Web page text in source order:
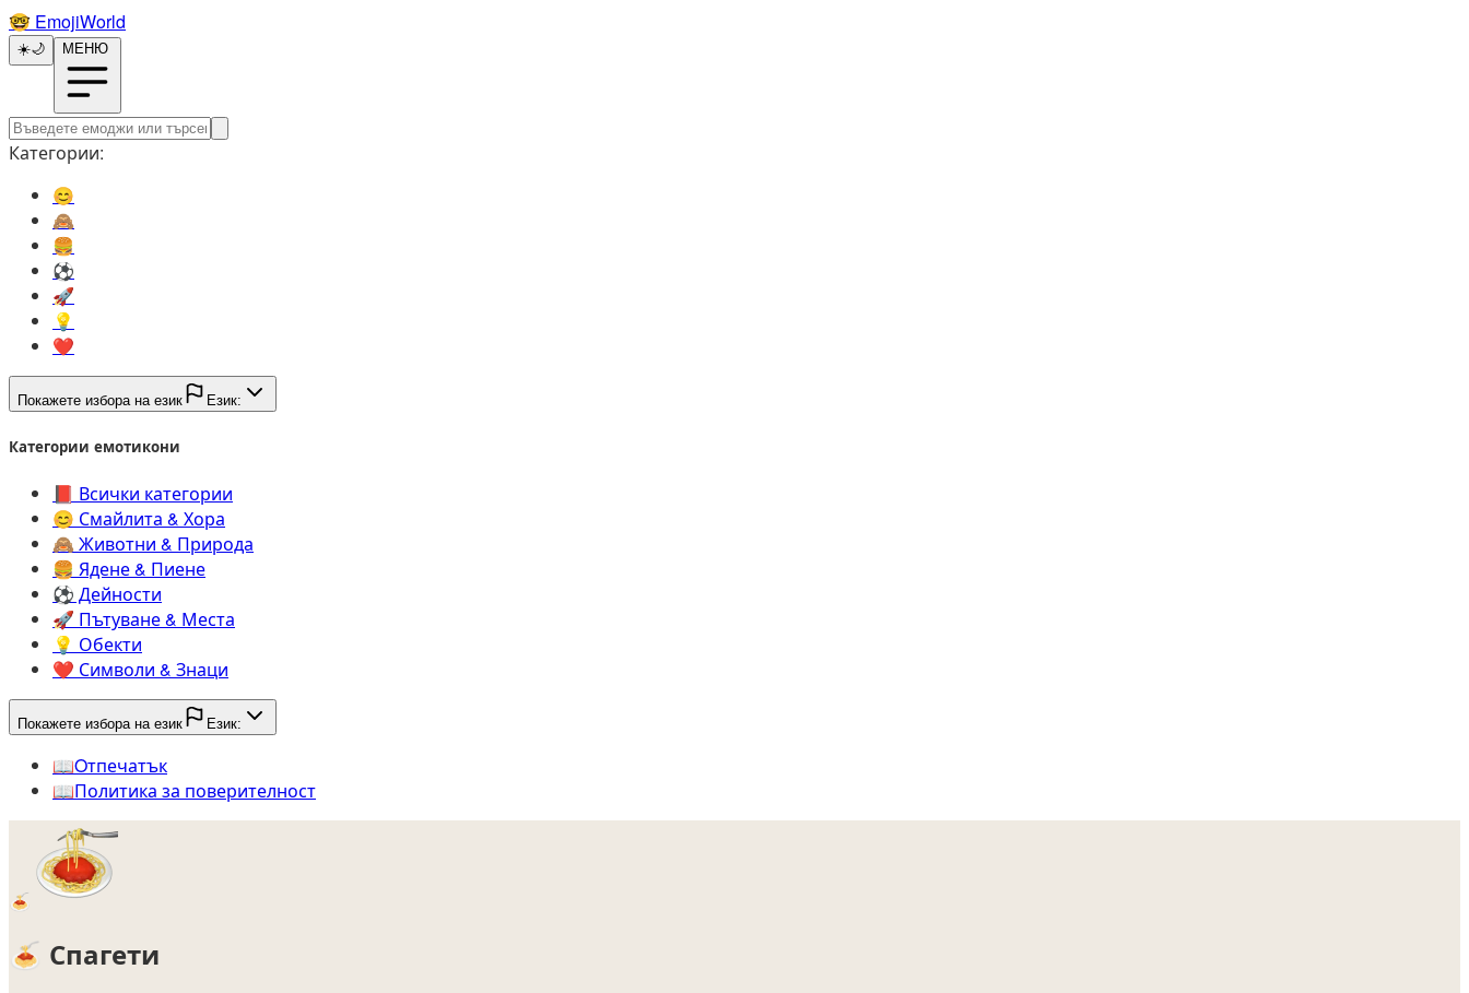
🤓️ EmojiWorld
☀️🌙 МЕНЮ
Категории:
😊️
🙈️
🍔️
⚽️
🚀️
💡️
❤️
Покажете избора на език Език:
Категории емотикони
📕️ Всички категории
😊️ Смайлита & Хора
🙈️ Животни & Природа
🍔️ Ядене & Пиене
⚽️ Дейности
🚀️ Пътуване & Места
💡️ Обекти
❤️ Символи & Знаци
Покажете избора на език Език:
📖️Oтпечатък
📖️Политика за поверителност
🍝
🍝 Спагети